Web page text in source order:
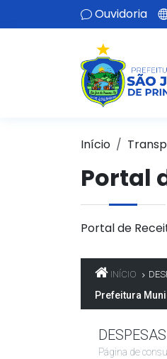
Ouvidoria
Início
Portal
Portal de